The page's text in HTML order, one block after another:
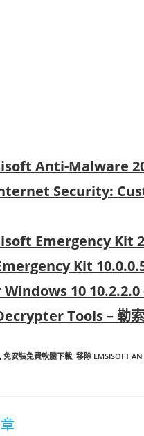
Anti-Malware
Security:
Emergency Kit
Kit
10 10.2.2.0
Tools – 勒
免安裝免費軟體下載 移除 EMSISOFT